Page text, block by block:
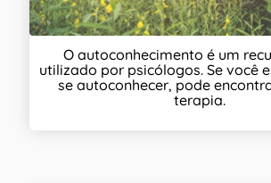
O autoconhecimento é um
utilizado por psicólogos. Se você
se autoconhecer, pode
terapia.